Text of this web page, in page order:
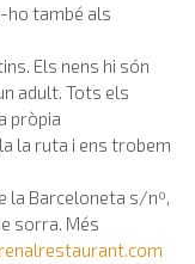
ho també als
Els nens hi són
adult. Tots els
pròpia
la ruta i ens trobem
la Barceloneta s/nº,
sorra. Més